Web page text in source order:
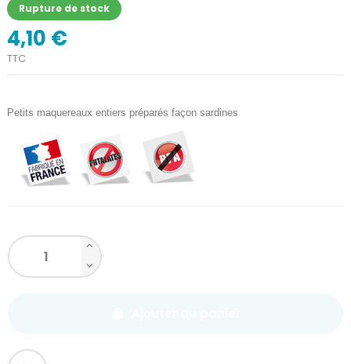
Rupture de stock
4,10 €
TTC
Petits maquereaux entiers préparés façon sardines